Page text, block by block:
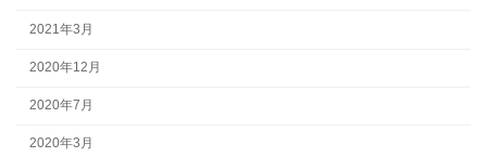
2021年3月
2020年12月
2020年7月
2020年3月